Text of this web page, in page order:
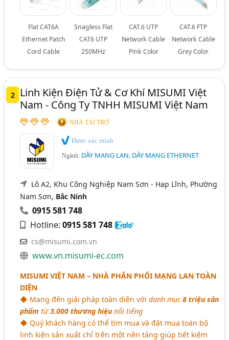
Flat CAT6A
Ethernet Patch
Cord Cable
Snagless Flat
CAT6 UTP
250MHz
CAT.6 UTP
Network Cable
Pink Color
CAT.6 FTP
Network Cable
Grey Color
2
Linh Kiện Điện Tử & Cơ Khí MISUMI Việt
Nam - Công Ty TNHH MISUMI Việt Nam
NHÀ TÀI TRỢ
Được xác minh
Ngành: DÂY MẠNG LAN, DÂY MẠNG ETHERNET
Lô A2, Khu Công Nghiệp Nam Sơn - Hạp Lĩnh, Phường
Nam Sơn, Bắc Ninh
0915 581 748
Hotline:0915 581 748
cs@misumi.com.vn
www.vn.misumi-ec.com
MISUMI VIỆT NAM – NHÀ PHÂN PHỐI MẠNG LAN TOÀN
DIỆN
◆ Mang đến giải pháp toàn diện vớidanh mục8 triệu sản
phẩm từ3.000 thương hiệunổi tiếng
◆ Quý khách hàng có thể tìm mua và đặt mua toàn bộ
linh kiện sản xuất chỉ trên một nền tảng giúp tiết kiệm